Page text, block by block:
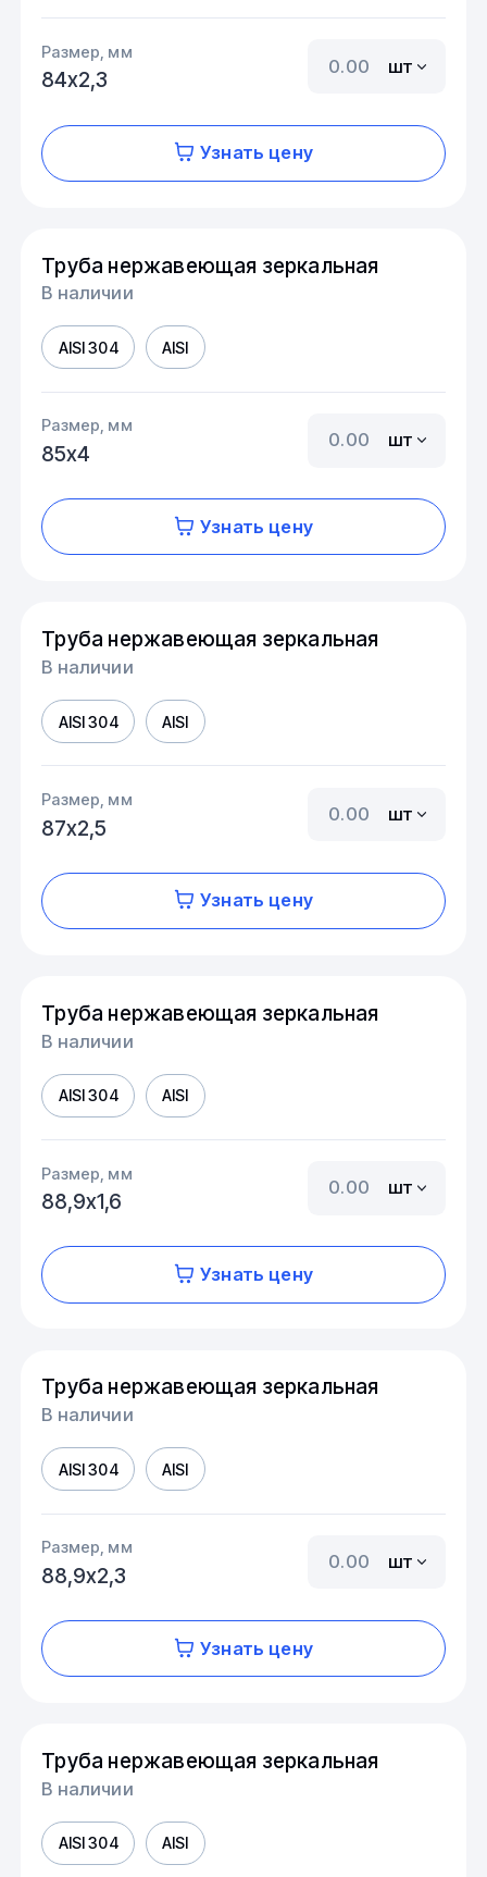
Размер, мм
84х2,3
шт
Узнать цену
Труба нержавеющая зеркальная
В наличии
AISI 304 AISI
Размер, мм
85х4
шт
Узнать цену
Труба нержавеющая зеркальная
В наличии
AISI 304 AISI
Размер, мм
87х2,5
шт
Узнать цену
Труба нержавеющая зеркальная
В наличии
AISI 304 AISI
Размер, мм
88,9х1,6
шт
Узнать цену
Труба нержавеющая зеркальная
В наличии
AISI 304 AISI
Размер, мм
88,9х2,3
шт
Узнать цену
Труба нержавеющая зеркальная
В наличии
AISI 304 AISI